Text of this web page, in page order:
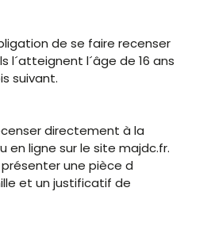
de se faire recenser
l´atteignent l´âge de 16 ans
suivant.
directement à la
en ligne sur le site majdc.fr.
une pièce d
et un justificatif de